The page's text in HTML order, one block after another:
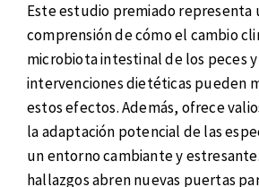
Este estudio premiado representa
comprensión de cómo el cambio
microbiota intestinal de los peces
intervenciones dietéticas pueden
estos efectos. Además, ofrece
la adaptación potencial de las
un entorno cambiante y
hallazgos abren nuevas puertas